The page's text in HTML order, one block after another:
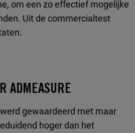
om een zo effectief mogelijke
Uit de commercialtest
ADMEASURE
gewaardeerd met maar
hoger dan het